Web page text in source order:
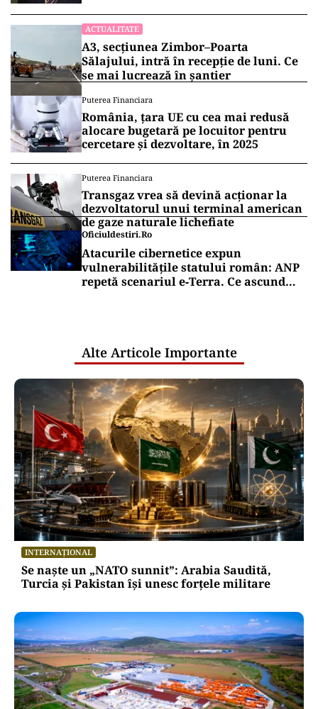
ACTUALITATE
A3, secțiunea Zimbor–Poarta
Sălajului, intră în recepție de luni. Ce
se mai lucrează în șantier
Puterea Financiara
România, țara UE cu cea mai redusă
alocare bugetară pe locuitor pentru
cercetare și dezvoltare, în 2025
Puterea Financiara
Transgaz vrea să devină acționar la
dezvoltatorul unui terminal american
de gaze naturale lichefiate
Oficiuldestiri.ro
Atacurile cibernetice expun
vulnerabilitățile statului român: ANP
repetă scenariul e‑Terra. Ce ascund
Alte Articole Importante
INTERNAȚIONAL
Se naște un „NATO sunnit”: Arabia Saudită,
Turcia și Pakistan își unesc forțele militare